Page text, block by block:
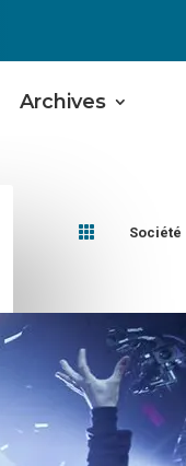
Archives
 Société